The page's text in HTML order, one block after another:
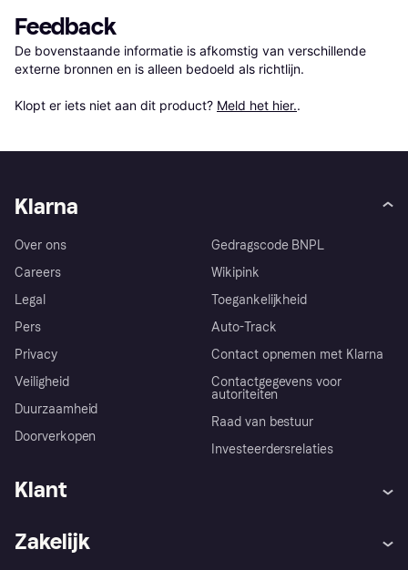
Feedback
De bovenstaande informatie is afkomstig van verschillende
externe bronnen en is alleen bedoeld als richtlijn.
Klopt er iets niet aan dit product? Meld het hier..
Klarna
Over ons
Careers
Legal
Pers
Privacy
Veiligheid
Duurzaamheid
Doorverkopen
Gedragscode BNPL
Wikipink
Toegankelijkheid
Auto-Track
Contact opnemen met Klarna
Contactgegevens voor
autoriteiten
Raad van bestuur
Investeerdersrelaties
Klant
Zakelijk